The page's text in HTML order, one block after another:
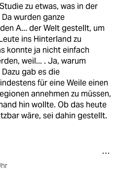
zu etwas, was in der
wurden ganze
A... der Welt gestellt, um
ins Hinterland zu
konnte ja nicht einfach
weil... . Ja, warum
gab es die
für eine Weile einen
annehmen zu müssen,
hin wollte. Ob das heute
wäre, sei dahin gestellt.